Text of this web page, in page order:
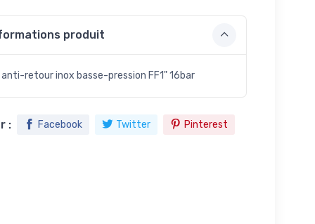
produit
retour inox basse-pression FF1" 16bar
: Facebook Twitter Pinterest